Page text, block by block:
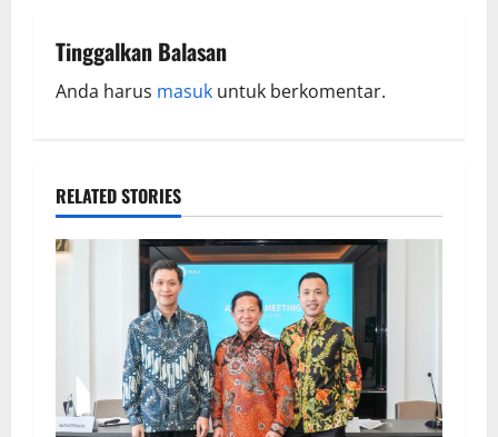
Tinggalkan Balasan
Anda harus masuk untuk berkomentar.
RELATED STORIES